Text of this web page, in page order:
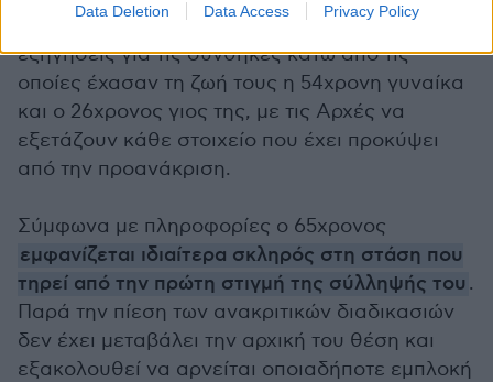
Data Deletion Data Access Privacy Policy
Ο κατηγορούμενος καλείται να δώσει
εξηγήσεις για τις συνθήκες κάτω από τις
οποίες έχασαν τη ζωή τους η 54χρονη γυναίκα
και ο 26χρονος γιος της, με τις Αρχές να
εξετάζουν κάθε στοιχείο που έχει προκύψει
από την προανάκριση.
Σύμφωνα με πληροφορίες ο 65χρονος
εμφανίζεται ιδιαίτερα σκληρός στη στάση που
τηρεί από την πρώτη στιγμή της σύλληψής του .
Παρά την πίεση των ανακριτικών διαδικασιών
δεν έχει μεταβάλει την αρχική του θέση και
εξακολουθεί να αρνείται οποιαδήποτε εμπλοκή